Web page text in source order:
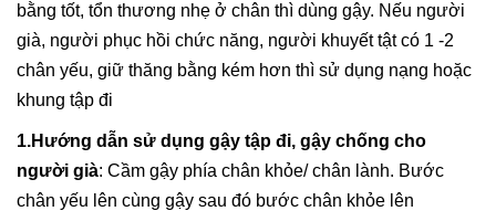
bằng tốt, tổn thương nhẹ ở chân thì dùng gậy. Nếu người
già, người phục hồi chức năng, người khuyết tật có 1 -2
chân yếu, giữ thăng bằng kém hơn thì sử dụng nạng hoặc
khung tập đi
1.Hướng dẫn sử dụng gậy tập đi, gậy chống cho
người già: Cầm gậy phía chân khỏe/ chân lành. Bước
chân yếu lên cùng gậy sau đó bước chân khỏe lên